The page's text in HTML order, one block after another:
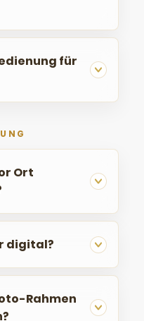
für
Ort
digital?
Rahmen